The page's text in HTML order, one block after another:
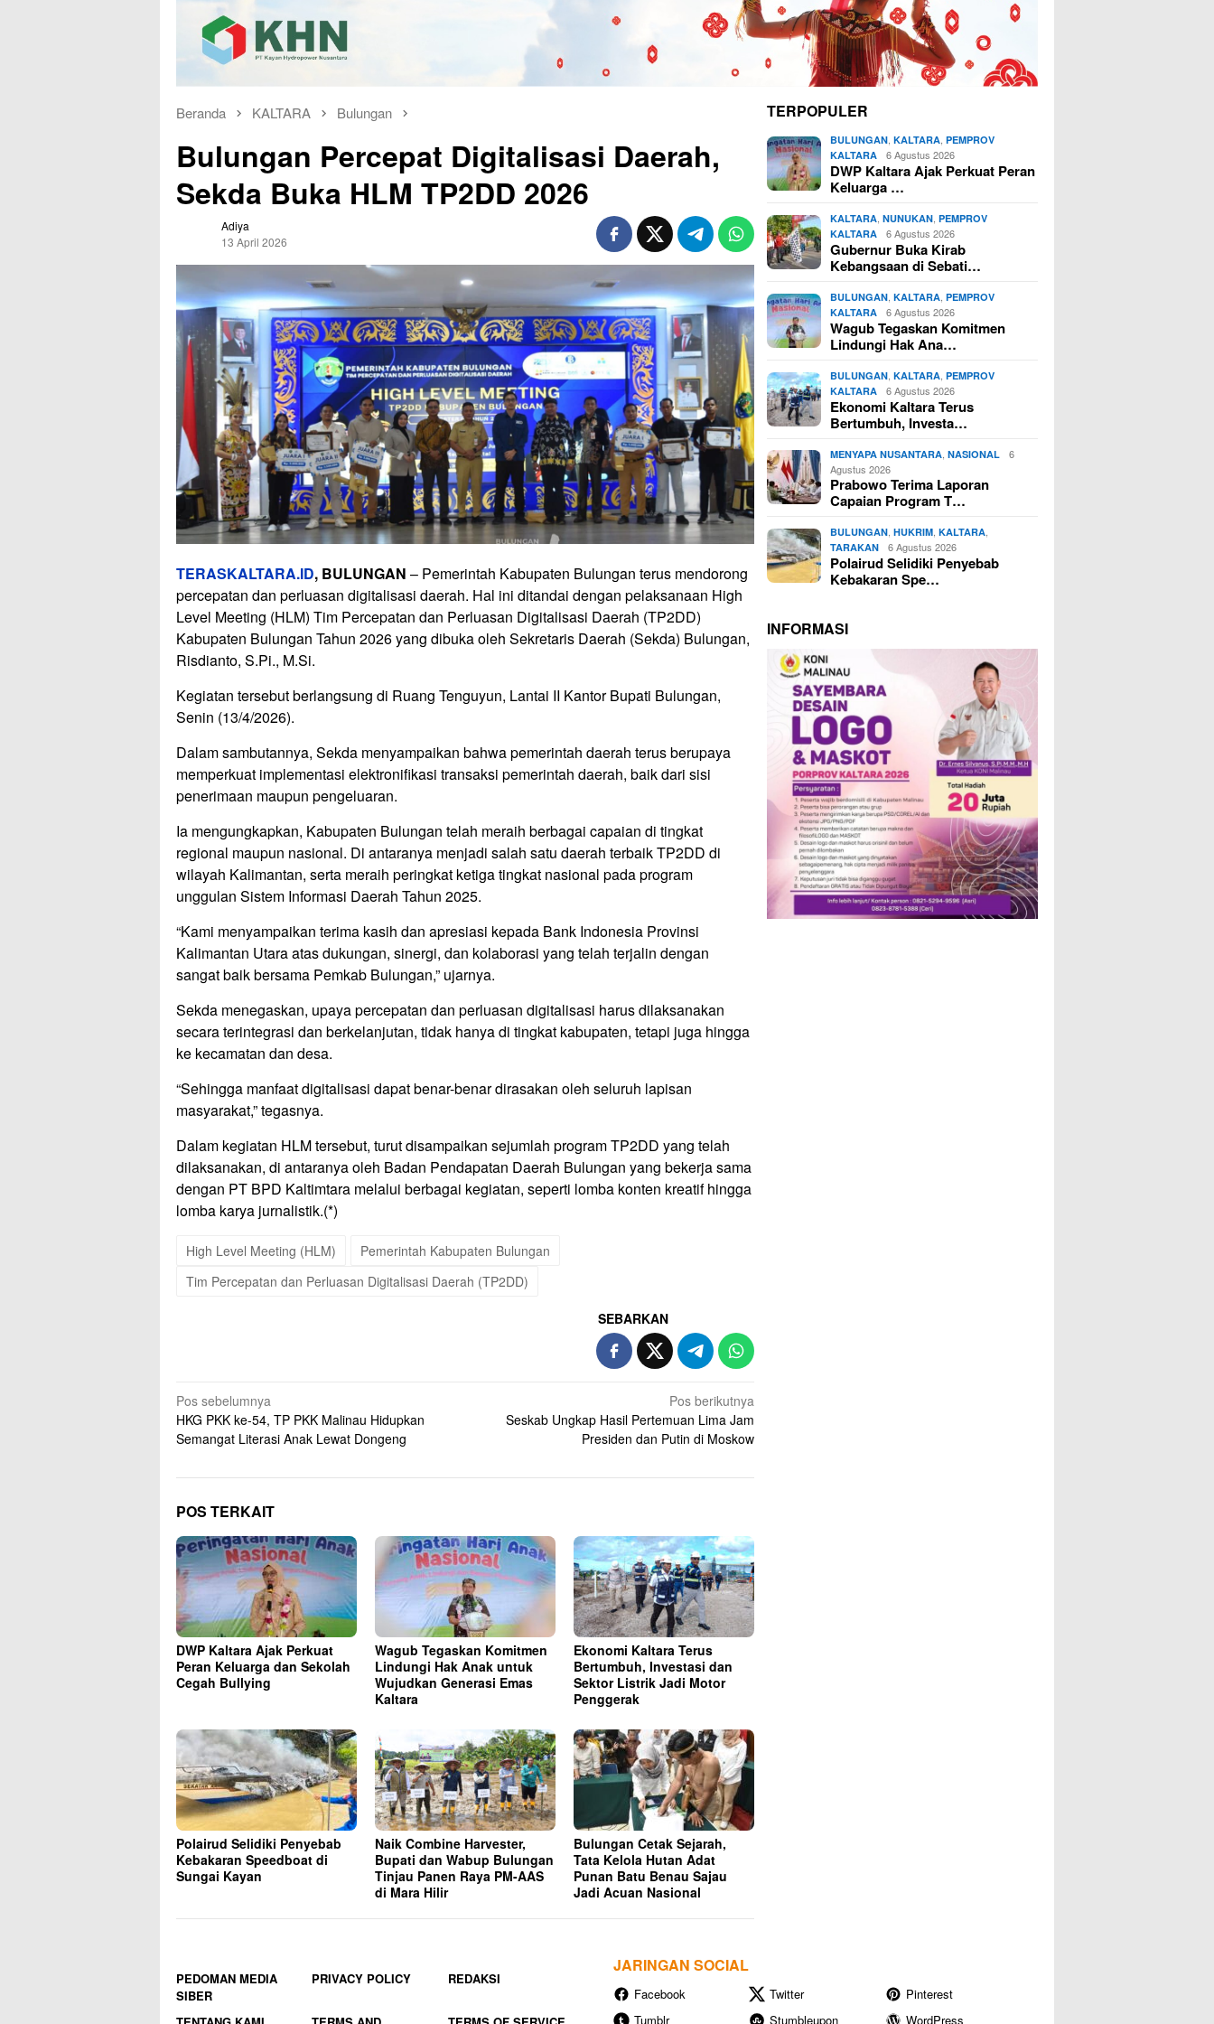
Beranda KALTARA Bulungan
Bulungan Percepat Digitalisasi Daerah,
Sekda Buka HLM TP2DD 2026
Adiya
13 April 2026
TERASKALTARA.ID, BULUNGAN – Pemerintah Kabupaten Bulungan terus mendorong
percepatan dan perluasan digitalisasi daerah. Hal ini ditandai dengan pelaksanaan High
Level Meeting (HLM) Tim Percepatan dan Perluasan Digitalisasi Daerah (TP2DD)
Kabupaten Bulungan Tahun 2026 yang dibuka oleh Sekretaris Daerah (Sekda) Bulungan,
Risdianto, S.Pi., M.Si.
Kegiatan tersebut berlangsung di Ruang Tenguyun, Lantai II Kantor Bupati Bulungan,
Senin (13/4/2026).
Dalam sambutannya, Sekda menyampaikan bahwa pemerintah daerah terus berupaya
memperkuat implementasi elektronifikasi transaksi pemerintah daerah, baik dari sisi
penerimaan maupun pengeluaran.
Ia mengungkapkan, Kabupaten Bulungan telah meraih berbagai capaian di tingkat
regional maupun nasional. Di antaranya menjadi salah satu daerah terbaik TP2DD di
wilayah Kalimantan, serta meraih peringkat ketiga tingkat nasional pada program
unggulan Sistem Informasi Daerah Tahun 2025.
“Kami menyampaikan terima kasih dan apresiasi kepada Bank Indonesia Provinsi
Kalimantan Utara atas dukungan, sinergi, dan kolaborasi yang telah terjalin dengan
sangat baik bersama Pemkab Bulungan,” ujarnya.
Sekda menegaskan, upaya percepatan dan perluasan digitalisasi harus dilaksanakan
secara terintegrasi dan berkelanjutan, tidak hanya di tingkat kabupaten, tetapi juga hingga
ke kecamatan dan desa.
“Sehingga manfaat digitalisasi dapat benar-benar dirasakan oleh seluruh lapisan
masyarakat,” tegasnya.
Dalam kegiatan HLM tersebut, turut disampaikan sejumlah program TP2DD yang telah
dilaksanakan, di antaranya oleh Badan Pendapatan Daerah Bulungan yang bekerja sama
dengan PT BPD Kaltimtara melalui berbagai kegiatan, seperti lomba konten kreatif hingga
lomba karya jurnalistik.(*)
High Level Meeting (HLM)
Pemerintah Kabupaten Bulungan
Tim Percepatan dan Perluasan Digitalisasi Daerah (TP2DD)
SEBARKAN
Navigasi
pos
Pos sebelumnya
HKG PKK ke-54, TP PKK Malinau Hidupkan
Semangat Literasi Anak Lewat Dongeng
Pos berikutnya
Seskab Ungkap Hasil Pertemuan Lima Jam
Presiden dan Putin di Moskow
POS TERKAIT
DWP Kaltara Ajak Perkuat
Peran Keluarga dan Sekolah
Cegah Bullying
Wagub Tegaskan Komitmen
Lindungi Hak Anak untuk
Wujudkan Generasi Emas
Kaltara
Ekonomi Kaltara Terus
Bertumbuh, Investasi dan
Sektor Listrik Jadi Motor
Penggerak
Polairud Selidiki Penyebab
Kebakaran Speedboat di
Sungai Kayan
Naik Combine Harvester,
Bupati dan Wabup Bulungan
Tinjau Panen Raya PM-AAS
di Mara Hilir
Bulungan Cetak Sejarah,
Tata Kelola Hutan Adat
Punan Batu Benau Sajau
Jadi Acuan Nasional
TERPOPULER
BULUNGAN ,KALTARA ,PEMPROV
KALTARA
6 Agustus 2026
DWP Kaltara Ajak Perkuat Peran
Keluarga …
KALTARA ,NUNUKAN ,PEMPROV
KALTARA
6 Agustus 2026
Gubernur Buka Kirab
Kebangsaan di Sebati…
BULUNGAN ,KALTARA ,PEMPROV
KALTARA
6 Agustus 2026
Wagub Tegaskan Komitmen
Lindungi Hak Ana…
BULUNGAN ,KALTARA ,PEMPROV
KALTARA
6 Agustus 2026
Ekonomi Kaltara Terus
Bertumbuh, Investa…
MENYAPA NUSANTARA ,NASIONAL
6
Agustus 2026
Prabowo Terima Laporan
Capaian Program T…
BULUNGAN ,HUKRIM ,KALTARA
TARAKAN 6 Agustus 2026
Polairud Selidiki Penyebab
Kebakaran Spe…
INFORMASI
PEDOMAN MEDIA
SIBER
PRIVACY POLICY REDAKSI
JARINGAN SOCIAL
Facebook Twitter
Pinterest
Tumblr
Stumbleupon WordPress